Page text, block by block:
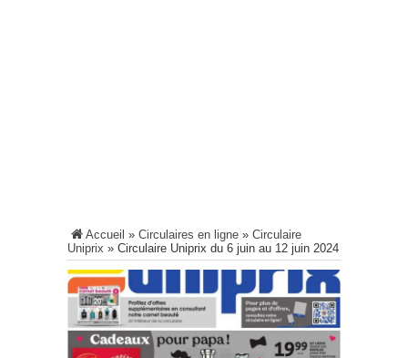
Accueil » Circulaires en ligne » Circulaire
Uniprix » Circulaire Uniprix du 6 juin au 12 juin 2024